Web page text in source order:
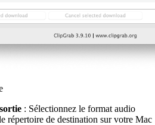
: Sélectionnez le format audio
répertoire de destination sur votre Mac